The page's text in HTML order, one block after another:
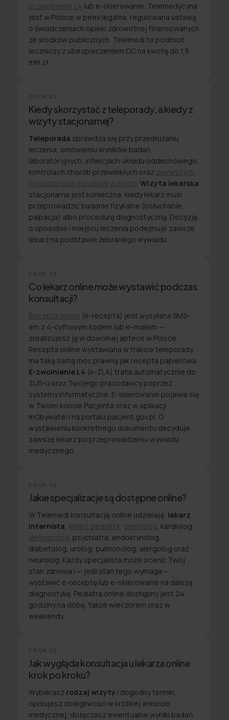
e-zwolnienie L4 lub e-skierowanie. Telemedycyna
jest w Polsce w pełni legalna, regulowana ustawą
o świadczeniach opieki zdrowotnej finansowanych
ze środków publicznych. Telemedi to podmiot
leczniczy z ubezpieczeniem OC na kwotę do 1,5
mln zł.
KROK 02
Kiedy skorzystać z teleporady, a kiedy z
wizyty stacjonarnej?
Teleporada sprawdza się przy przedłużaniu
leczenia, omówieniu wyników badań
laboratoryjnych, infekcjach układu oddechowego,
kontrolach chorób przewlekłych oraz pierwszych
konsultacjach psychiatrycznych Wizyta lekarska
stacjonarna jest konieczna, kiedy lekarz musi
przeprowadzić badanie fizykalne (osłuchanie,
palpacja) albo procedurę diagnostyczną. Decyzję
o sposobie i miejscu leczenia podejmuje zawsze
lekarz na podstawie zebranego wywiadu.
KROK 03
Co lekarz online może wystawić podczas
konsultacji?
Recepta online (e-recepta) jest wysyłana SMS-
em z 4-cyfrowym kodem lub e-mailem —
zrealizujesz ją w dowolnej aptece w Polsce.
Recepta online wystawiana w trakcie teleporady
ma taką samą moc prawną jak recepta papierowa.
E-zwolnienie L4 (e-ZLA) trafia automatycznie do
ZUS-u oraz Twojego pracodawcy poprzez
systemy informatyczne. E-skierowanie pojawia się
w Twoim koncie Pacjenta oraz w aplikacji
mObywatel i na portalu pacjent.gov.pl. O
wystawieniu konkretnego dokumentu decyduje
zawsze lekarz po przeprowadzeniu wywiadu
medycznego.
KROK 04
Jakie specjalizacje są dostępne online?
W Telemedi konsultację online udzielają: lekarz
internista lekarz pediatra ginekolog , kardiolog,
dermatolog , psychiatra, endokrynolog,
diabetolog, urolog, pulmonolog, alergolog oraz
neurolog. Każdy specjalista może ocenić Twój
stan zdrowia i — jeśli stan tego wymaga —
wystawić e-receptę lub e-skierowanie na dalszą
diagnostykę. Pediatra online dostępny jest 24
godziny na dobę, także wieczorem oraz w
weekendy.
KROK 05
Jak wygląda konsultacja u lekarza online
krok po kroku?
Wybierasz rodzaj wizyty i dogodny termin,
opisujesz dolegliwości w krótkiej ankiecie
medycznej, dołączasz ewentualne wyniki badań